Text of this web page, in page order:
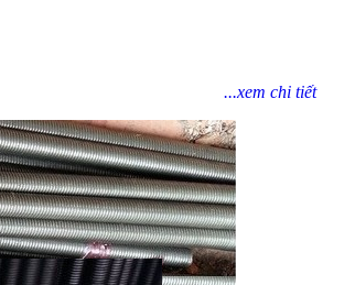
...xem chi tiết